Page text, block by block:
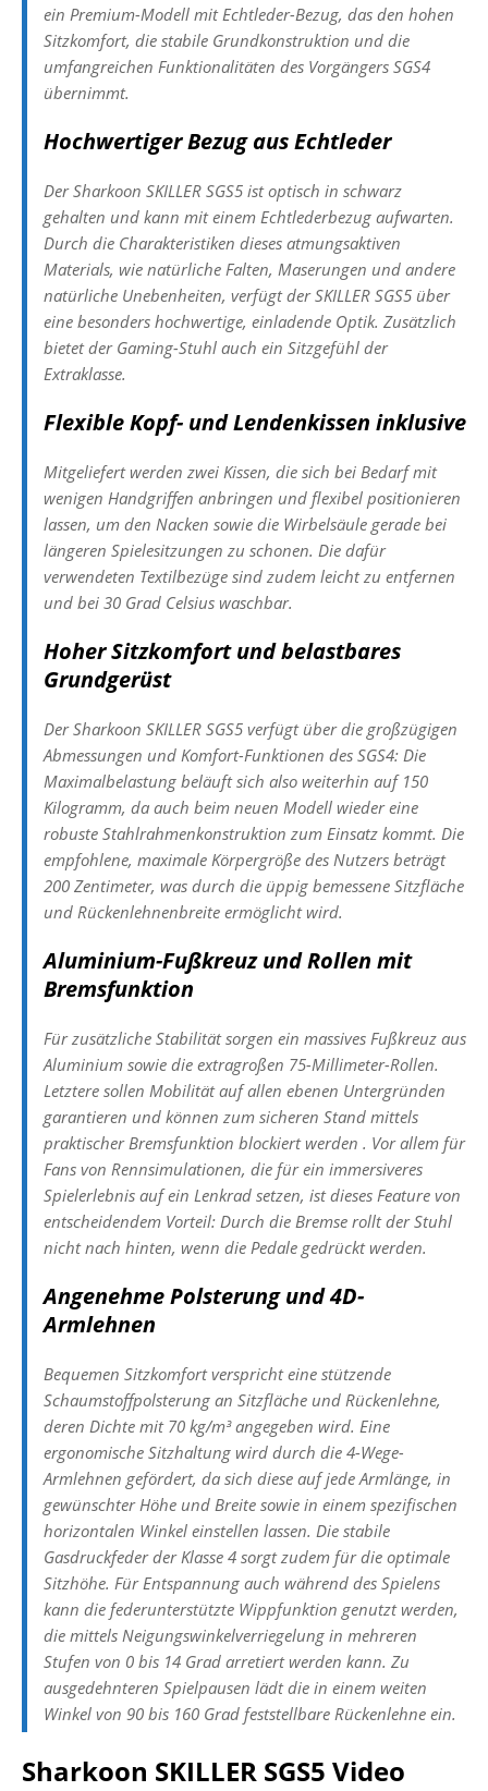
ein Premium-Modell mit Echtleder-Bezug, das den hohen
Sitzkomfort, die stabile Grundkonstruktion und die
umfangreichen Funktionalitäten des Vorgängers SGS4
übernimmt.
Hochwertiger Bezug aus Echtleder
Der Sharkoon SKILLER SGS5 ist optisch in schwarz
gehalten und kann mit einem Echtlederbezug aufwarten.
Durch die Charakteristiken dieses atmungsaktiven
Materials, wie natürliche Falten, Maserungen und andere
natürliche Unebenheiten, verfügt der SKILLER SGS5 über
eine besonders hochwertige, einladende Optik. Zusätzlich
bietet der Gaming-Stuhl auch ein Sitzgefühl der
Extraklasse.
Flexible Kopf- und Lendenkissen inklusive
Mitgeliefert werden zwei Kissen, die sich bei Bedarf mit
wenigen Handgriffen anbringen und flexibel positionieren
lassen, um den Nacken sowie die Wirbelsäule gerade bei
längeren Spielesitzungen zu schonen. Die dafür
verwendeten Textilbezüge sind zudem leicht zu entfernen
und bei 30 Grad Celsius waschbar.
Hoher Sitzkomfort und belastbares
Grundgerüst
Der Sharkoon SKILLER SGS5 verfügt über die großzügigen
Abmessungen und Komfort-Funktionen des SGS4: Die
Maximalbelastung beläuft sich also weiterhin auf 150
Kilogramm, da auch beim neuen Modell wieder eine
robuste Stahlrahmenkonstruktion zum Einsatz kommt. Die
empfohlene, maximale Körpergröße des Nutzers beträgt
200 Zentimeter, was durch die üppig bemessene Sitzfläche
und Rückenlehnenbreite ermöglicht wird.
Aluminium-Fußkreuz und Rollen mit
Bremsfunktion
Für zusätzliche Stabilität sorgen ein massives Fußkreuz aus
Aluminium sowie die extragroßen 75-Millimeter-Rollen.
Letztere sollen Mobilität auf allen ebenen Untergründen
garantieren und können zum sicheren Stand mittels
praktischer Bremsfunktion blockiert werden . Vor allem für
Fans von Rennsimulationen, die für ein immersiveres
Spielerlebnis auf ein Lenkrad setzen, ist dieses Feature von
entscheidendem Vorteil: Durch die Bremse rollt der Stuhl
nicht nach hinten, wenn die Pedale gedrückt werden.
Angenehme Polsterung und 4D-
Armlehnen
Bequemen Sitzkomfort verspricht eine stützende
Schaumstoffpolsterung an Sitzfläche und Rückenlehne,
deren Dichte mit 70 kg/m³ angegeben wird. Eine
ergonomische Sitzhaltung wird durch die 4-Wege-
Armlehnen gefördert, da sich diese auf jede Armlänge, in
gewünschter Höhe und Breite sowie in einem spezifischen
horizontalen Winkel einstellen lassen. Die stabile
Gasdruckfeder der Klasse 4 sorgt zudem für die optimale
Sitzhöhe. Für Entspannung auch während des Spielens
kann die federunterstützte Wippfunktion genutzt werden,
die mittels Neigungswinkelverriegelung in mehreren
Stufen von 0 bis 14 Grad arretiert werden kann. Zu
ausgedehnteren Spielpausen lädt die in einem weiten
Winkel von 90 bis 160 Grad feststellbare Rückenlehne ein.
Sharkoon SKILLER SGS5 Video